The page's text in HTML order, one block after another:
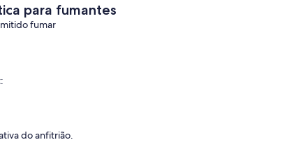
para fumantes
fumar
do anfitrião.